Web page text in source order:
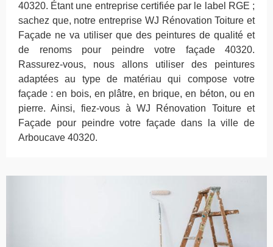
40320. Étant une entreprise certifiée par le label RGE ;
sachez que, notre entreprise WJ Rénovation Toiture et
Façade ne va utiliser que des peintures de qualité et
de renoms pour peindre votre façade 40320.
Rassurez-vous, nous allons utiliser des peintures
adaptées au type de matériau qui compose votre
façade : en bois, en plâtre, en brique, en béton, ou en
pierre. Ainsi, fiez-vous à WJ Rénovation Toiture et
Façade pour peindre votre façade dans la ville de
Arboucave 40320.